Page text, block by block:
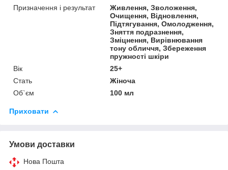
Призначення і результат
Живлення, Зволоження,
Очищення, Відновлення,
Підтягування, Омолодження,
Зняття подразнення,
Зміцнення, Вирівнювання
тону обличчя, Збереження
пружності шкіри
Вік
25+
Стать
Жіноча
Об`єм
100 мл
Приховати
Умови доставки
Нова Пошта